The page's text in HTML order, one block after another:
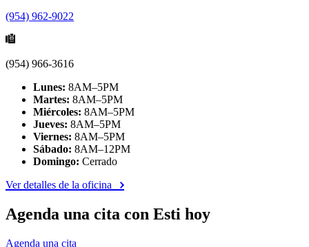
(954) 962-9022
(954) 966-3616
Lunes: 8AM–5PM
Martes: 8AM–5PM
Miércoles: 8AM–5PM
Jueves: 8AM–5PM
Viernes: 8AM–5PM
Sábado: 8AM–12PM
Domingo: Cerrado
Ver detalles de la oficina
Agenda una cita con Esti hoy
Agenda una cita